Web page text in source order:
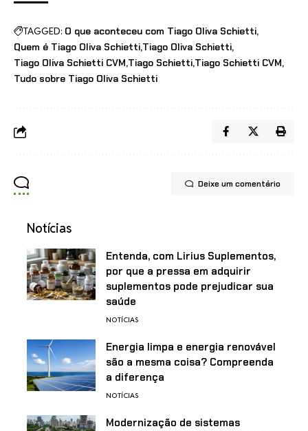
TAGGED: O que aconteceu com Tiago Oliva Schietti
Quem é Tiago Oliva Schietti Tiago Oliva Schietti
Tiago Oliva Schietti CVM Tiago Schietti Tiago Schietti CVM
Tudo sobre Tiago Oliva Schietti
Deixe um comentário
Notícias
Entenda, com Lirius Suplementos,
por que a pressa em adquirir
suplementos pode prejudicar sua
saúde
NOTÍCIAS
Energia limpa e energia renovável
são a mesma coisa? Compreenda
a diferença
NOTÍCIAS
Modernização de sistemas